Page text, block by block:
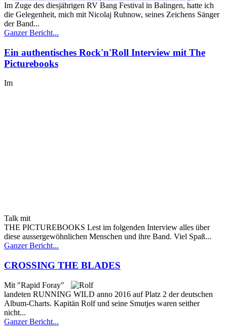
Im Zuge des diesjährigen RV Bang Festival in Balingen, hatte ich
die Gelegenheit, mich mit Nicolaj Ruhnow, seines Zeichens Sänger
der Band...
Ganzer Bericht...
Ein authentisches Rock'n'Roll Interview mit The
Picturebooks
Im
Talk mit
THE PICTUREBOOKS Lest im folgenden Interview alles über
diese aussergewöhnlichen Menschen und ihre Band. Viel Spaß...
Ganzer Bericht...
CROSSING THE BLADES
Mit "Rapid Foray"
landeten RUNNING WILD anno 2016 auf Platz 2 der deutschen
Album-Charts. Kapitän Rolf und seine Smutjes waren seither
nicht...
Ganzer Bericht...